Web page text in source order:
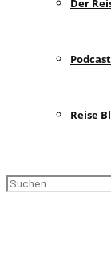
Podcast
Reise
Search